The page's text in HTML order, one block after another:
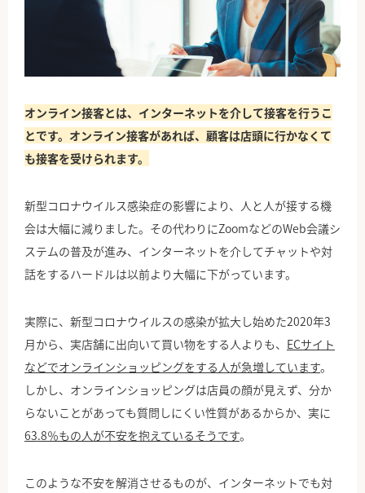
オンライン接客とは、インターネットを介して接客を行うこ
とです。オンライン接客があれば、顧客は店頭に行かなくて
も接客を受けられます。
新型コロナウイルス感染症の影響により、人と人が接する機
会は大幅に減りました。その代わりにZoomなどのWeb会議シ
ステムの普及が進み、インターネットを介してチャットや対
話をするハードルは以前より大幅に下がっています。
実際に、新型コロナウイルスの感染が拡大し始めた2020年3
月から、実店舗に出向いて買い物をする人よりも、 ECサイト
などでオンラインショッピングをする人が急増しています。
しかし、オンラインショッピングは店員の顔が見えず、分か
らないことがあっても質問しにくい性質があるからか、実に
63.8％もの人が不安を抱えているそうです。
このような不安を解消させるものが、インターネットでも対